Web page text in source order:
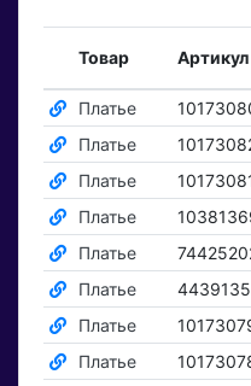
Товар Артикул
Платье
Платье
Платье
Платье
Платье
Платье
Платье
Платье